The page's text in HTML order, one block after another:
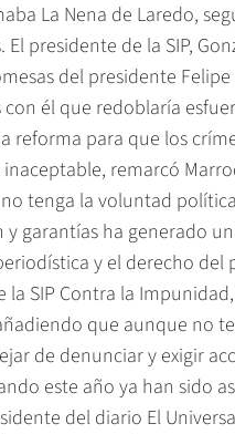
La Nena de Laredo,
presidente de la SIP,
del presidente
él que redoblaría
reforma para que los
inaceptable, remarcó
tenga la voluntad
y garantías ha generado
y el derecho del
SIP Contra la
que aunque no
de denunciar y exigir
este año ya han sido
del diario El